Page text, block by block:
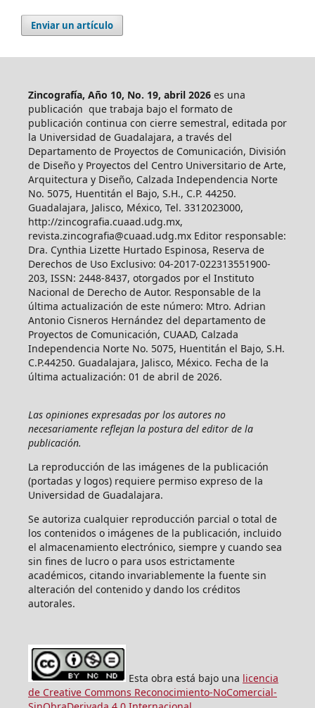
Enviar un artículo
Zincografía, Año 10, No. 19, abril 2026es una
publicación que trabaja bajo el formato de
publicación continua con cierre semestral, editada por
la Universidad de Guadalajara, a través del
Departamento de Proyectos de Comunicación, División
de Diseño y Proyectos del Centro Universitario de Arte,
Arquitectura y Diseño, Calzada Independencia Norte
No. 5075, Huentitán el Bajo, S.H., C.P. 44250.
Guadalajara, Jalisco, México, Tel. 3312023000,
http://zincografia.cuaad.udg.mx,
revista.zincografia@cuaad.udg.mx Editor responsable:
Dra. Cynthia Lizette Hurtado Espinosa, Reserva de
Derechos de Uso Exclusivo: 04-2017-022313551900-
203, ISSN: 2448-8437, otorgados por el Instituto
Nacional de Derecho de Autor. Responsable de la
última actualización de este número: Mtro. Adrian
Antonio Cisneros Hernández del departamento de
Proyectos de Comunicación, CUAAD, Calzada
Independencia Norte No. 5075, Huentitán el Bajo, S.H.
C.P.44250. Guadalajara, Jalisco, México. Fecha de la
última actualización: 01 de abril de 2026.
Las opiniones expresadas por los autores no
necesariamente reflejan la postura del editor de la
publicación.
La reproducción de las imágenes de la publicación
(portadas y logos) requiere permiso expreso de la
Universidad de Guadalajara.
Se autoriza cualquier reproducción parcial o total de
los contenidos o imágenes de la publicación, incluido
el almacenamiento electrónico, siempre y cuando sea
sin fines de lucro o para usos estrictamente
académicos, citando invariablemente la fuente sin
alteración del contenido y dando los créditos
autorales.
Esta obra está bajo una licencia
de Creative Commons Reconocimiento-NoComercial-